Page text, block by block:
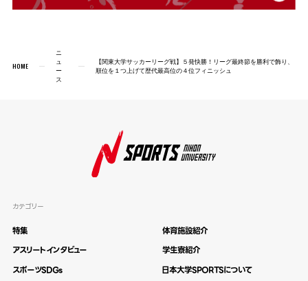
HOME
ニ
ュ
ー
ス
【関東大学サッカーリーグ戦】５発快勝！リーグ最終節を勝利で飾り、
順位を１つ上げて歴代最高位の４位フィニッシュ
カテゴリー
特集
アスリートインタビュー
スポーツSDGs
体育施設紹介
学生寮紹介
日本大学SPORTSについて